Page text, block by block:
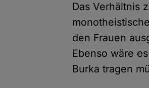
Das Verhältnis
den Frauen
Ebenso wäre
Burka tragen